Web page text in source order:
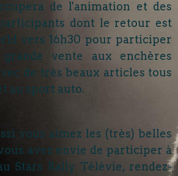
de l'animation et des
dont le retour est
vers 16h30 pour participer
vente aux enchères
de très beaux articles tous
au sport auto.
vous aimez les (très) belles
avez envie de participer à
Stars Rally Télévie, rendez-